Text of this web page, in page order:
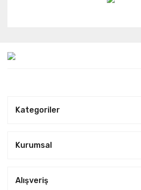
Kategoriler
Kurumsal
Alışveriş